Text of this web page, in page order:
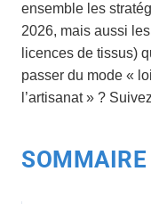
ensemble les
2026, mais aussi
licences de tissus)
passer du mode «
l’artisanat » ?
SOMMAIRE